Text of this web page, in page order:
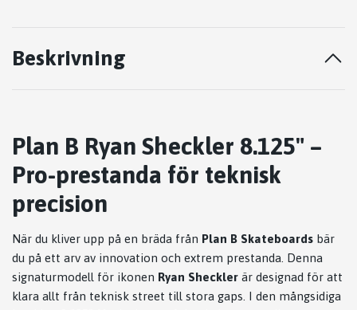
Beskrivning
Plan B Ryan Sheckler 8.125" –
Pro-prestanda för teknisk
precision
När du kliver upp på en bräda från Plan B Skateboards bär
du på ett arv av innovation och extrem prestanda. Denna
signaturmodell för ikonen Ryan Sheckler är designad för att
klara allt från teknisk street till stora gaps. I den mångsidiga